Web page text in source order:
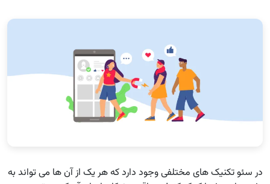
در سئو تکنیک های مختلفی وجود دارد که هر یک از آن ها می تواند به